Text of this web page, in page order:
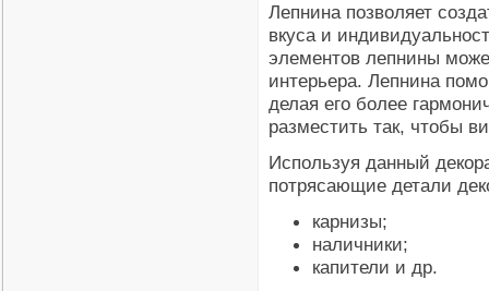
Лепнина позволяет
вкуса и
элементов лепнины
интерьера. Лепнина
делая его более
разместить так, чтобы
Используя данный
потрясающие детали
карнизы;
наличники;
капители и др.